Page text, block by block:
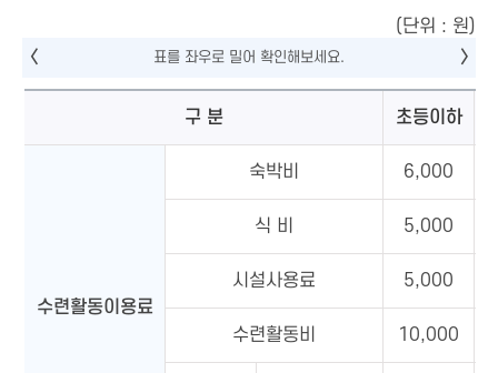
(단위 : 원)
구 분 초등이하
수련활동이용료
숙박비 6,000
식 비 5,000
시설사용료 5,000
수련활동비 10,000